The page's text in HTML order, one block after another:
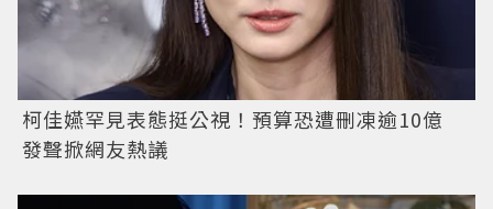
柯佳嬿罕見表態挺公視！預算恐遭刪凍逾10億
發聲掀網友熱議